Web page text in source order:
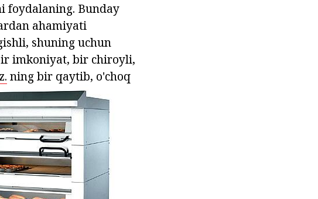
foydalaning. Bunday
ahamiyati
shuning uchun
imkoniyat, bir chiroyli,
ning bir qaytib, o'choq